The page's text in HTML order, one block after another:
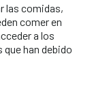
las comidas,
comer en
a los
han debido